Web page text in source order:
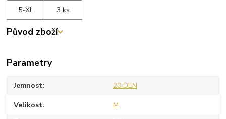
5-XL
3 ks
Původ zboží
Parametry
Jemnost 20 DEN
Velikost M